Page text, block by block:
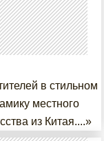
в стильном
местного
из Китая....»